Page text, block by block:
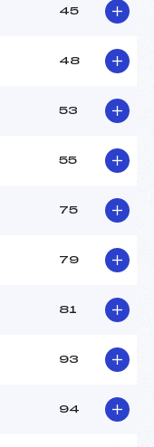
45
48
53
55
75
79
81
93
94